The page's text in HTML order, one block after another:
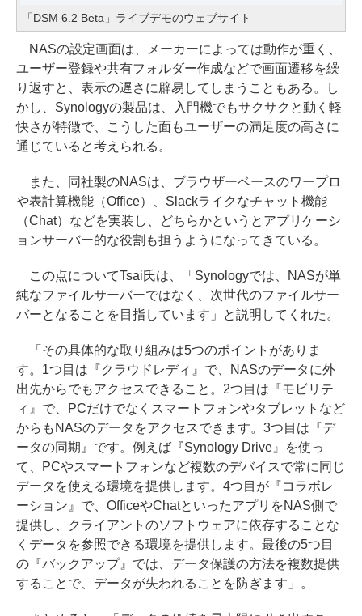
「DSM 6.2 Beta」ライブデモのウェブサイト
NASの設定画面は、メーカーによっては動作が重く、
ユーザー登録や共有フォルダー作成などで画面遷移を繰
り返すと、表示の遅さに辟易してしまうこともある。し
かし、Synologyの製品は、入門機でもサクサクと動く軽
快さが特徴で、こうした面もユーザーの満足度の高さに
通じていると考えられる。
また、同社製のNASは、ブラウザーベースのワープロ
や表計算機能（Office）、Slackライクなチャット機能
（Chat）などを実装し、どちらかというとアプリケーシ
ョンサーバー的な役割も担うようになってきている。
この点についてTsai氏は、「Synologyでは、NASが単
純なファイルサーバーではなく、次世代のファイルサー
バーとなることを目指しています」と説明してくれた。
「その具体的な取り組みは5つのポイントがありま
す。1つ目は『クラウドレディ』で、NASのデータに外
出先からでもアクセスできること。2つ目は『モビリテ
ィ』で、PCだけでなくスマートフォンやタブレットなど
からもNASのデータをアクセスできます。3つ目は『デ
ータの同期』です。例えば『Synology Drive』を使っ
て、PCやスマートフォンなど複数のデバイスで常に同じ
データを使える環境を提供します。4つ目が『コラボレ
ーション』で、OfficeやChatといったアプリをNAS側で
提供し、クライアントのソフトウェアに依存することな
くデータを参照できる環境を提供します。最後の5つ目
の『バックアップ』では、データ保護の方法を複数提供
することで、データが失われることを防ぎます」。